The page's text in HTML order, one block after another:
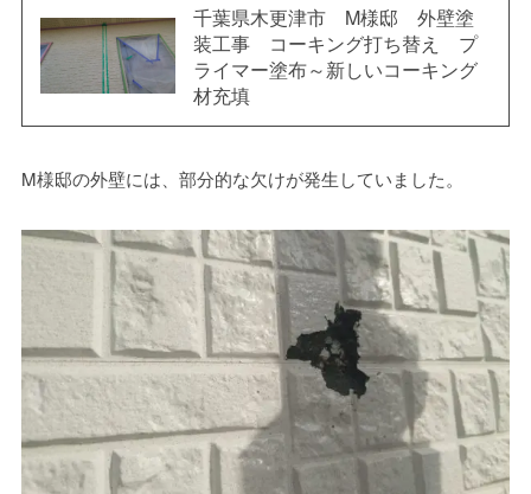
千葉県木更津市 M様邸 外壁塗
装工事 コーキング打ち替え プ
ライマー塗布～新しいコーキング
材充填
M様邸の外壁には、部分的な欠けが発生していました。